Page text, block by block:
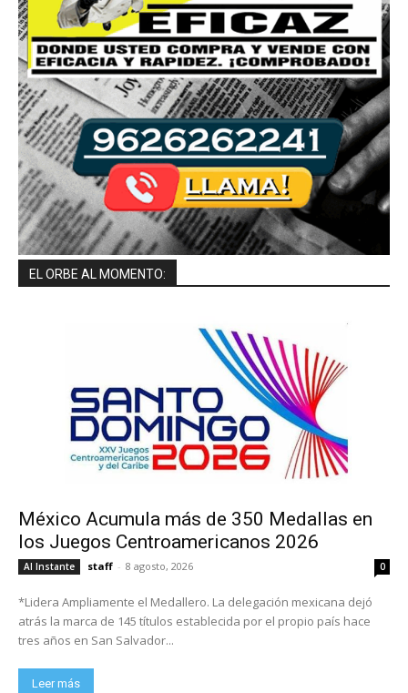
EL ORBE AL MOMENTO:
México Acumula más de 350 Medallas en
los Juegos Centroamericanos 2026
Al Instante staff - 8 agosto, 2026 0
*Lidera Ampliamente el Medallero. La delegación mexicana dejó
atrás la marca de 145 títulos establecida por el propio país hace
tres años en San Salvador...
Leer más